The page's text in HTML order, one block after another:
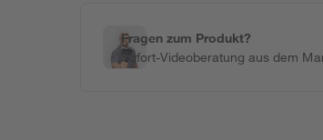
Fragen zum Produkt?
Sofort-Videoberatung aus dem